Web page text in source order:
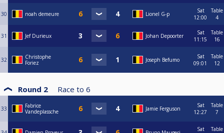
30 noah demeure Lionel G-p
Sat
12:00
Table
4
31 Jef Durieux Johan Depoorter
Sat
11:15
Table
16
32
Christophe
Foriez
Joseph Befumo
Sat
09:01
Table
12
Round 2 Race to 6
33
Fabrice
Vandeplassche
Jamie Ferguson
Sat
12:27
Table
7
Sat
Table